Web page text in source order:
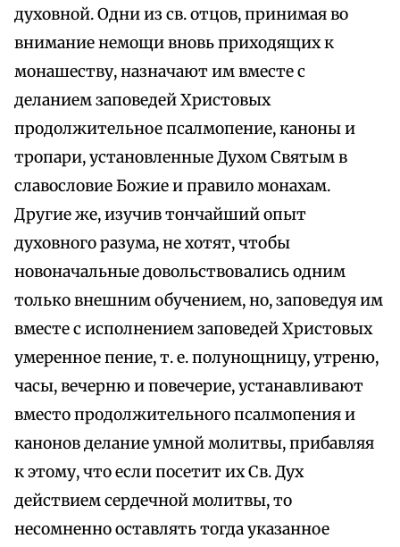
духовной. Одни из св. отцов, принимая во
внимание немощи вновь приходящих к
монашеству, назначают им вместе с
деланием заповедей Христовых
продолжительное псалмопение, каноны и
тропари, установленные Духом Святым в
славословие Божие и правило монахам.
Другие же, изучив тончайший опыт
духовного разума, не хотят, чтобы
новоначальные довольствовались одним
только внешним обучением, но, заповедуя им
вместе с исполнением заповедей Христовых
умеренное пение, т. е. полунощницу, утреню,
часы, вечерню и повечерие, устанавливают
вместо продолжительного псалмопения и
канонов делание умной молитвы, прибавляя
к этому, что если посетит их Св. Дух
действием сердечной молитвы, то
несомненно оставлять тогда указанное